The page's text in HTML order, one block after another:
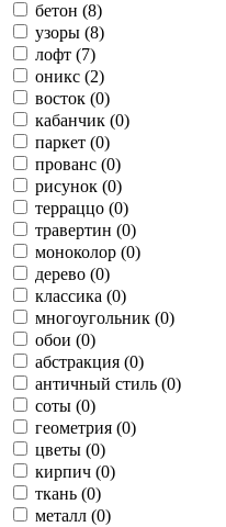
бетон (8)
узоры (8)
лофт (7)
оникс (2)
восток (0)
кабанчик (0)
паркет (0)
прованс (0)
рисунок (0)
терраццо (0)
травертин (0)
моноколор (0)
дерево (0)
классика (0)
многоугольник (0)
обои (0)
абстракция (0)
античный стиль (0)
соты (0)
геометрия (0)
цветы (0)
кирпич (0)
ткань (0)
металл (0)